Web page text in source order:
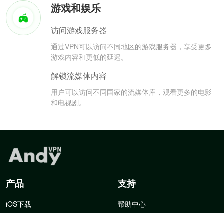
游戏和娱乐
访问游戏服务器
通过VPN可以访问不同地区的游戏服务器，享受更多
游戏内容和更低的延迟。
解锁流媒体内容
用户可以访问不同国家的流媒体库，观看更多的电影
和电视剧。
产品
iOS下载
支持
帮助中心